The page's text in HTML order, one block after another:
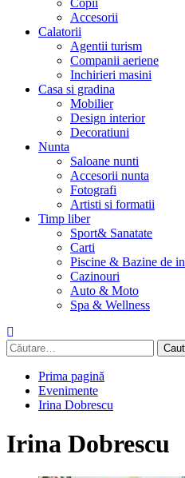
Copii
Accesorii
Calatorii
Agentii turism
Companii aeriene
Inchirieri masini
Casa si gradina
Mobilier
Design interior
Decoratiuni
Nunta
Saloane nunti
Accesorii nunta
Fotografi
Artisti si formatii
Timp liber
Sport& Sanatate
Carti
Piscine & Bazine de
Cazinouri
Auto & Moto
Spa & Wellness
Caută
după:
Prima pagină
Evenimente
Irina Dobrescu
Irina Dobrescu